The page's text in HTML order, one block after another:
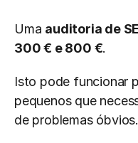
Uma auditoria de
300 € e 800 €.
Isto pode funcionar
pequenos que
de problemas óbvios.